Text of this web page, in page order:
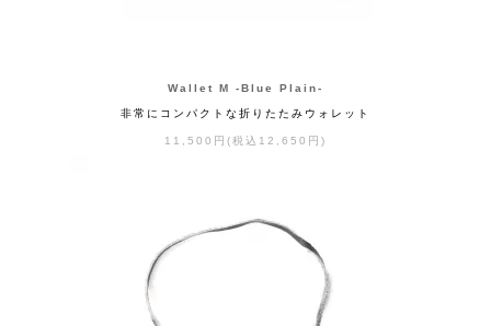
Wallet M -Blue Plain-
非常にコンパクトな折りたたみウォレット
11,500円(税込12,650円)